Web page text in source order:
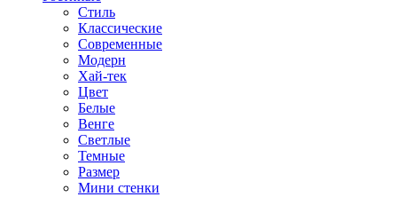
Стиль
Классические
Современные
Модерн
Хай-тек
Цвет
Белые
Венге
Светлые
Темные
Размер
Мини стенки